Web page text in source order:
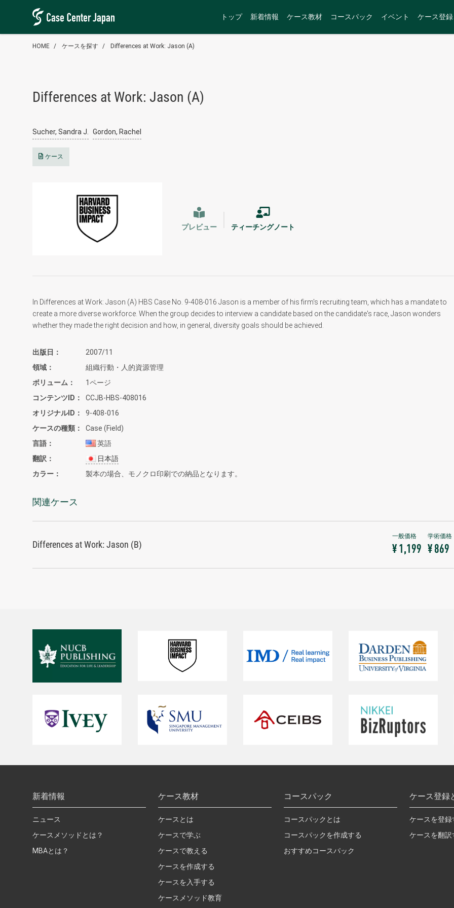
トップ 新着情報 ケース教材 コースパック イベント ケース登録
HOME ケースを探す Differences at Work: Jason (A)
Differences at Work: Jason (A)
Sucher, Sandra J. Gordon, Rachel
ケース
プレビュー ティーチングノート
In Differences at Work: Jason (A) HBS Case No. 9-408-016 Jason is a member of his firm's recruiting team, which has a mandate to
create a more diverse workforce. When the group decides to interview a candidate based on the candidate's race, Jason wonders
whether they made the right decision and how, in general, diversity goals should be achieved.
出版日
2007/11
領域
組織行動・人的資源管理
ボリューム
1ページ
コンテンツID
CCJB-HBS-408016
オリジナルID
9-408-016
ケースの種類
Case (Field)
言語
英語
翻訳
日本語
カラー
製本の場合、モノクロ印刷での納品となります。
関連ケース
Differences at Work: Jason (B) ¥ 1,199 ¥ 869
新着情報
ニュース
ケースメソッドとは？
MBAとは？
ケース教材
ケースとは
ケースで学ぶ
ケースで教える
ケースを作成する
ケースを入手する
ケースメソッド教育
コースパック
コースパックとは
コースパックを作成する
おすすめコースパック
ケース登録
ケースを登録
ケースを翻訳